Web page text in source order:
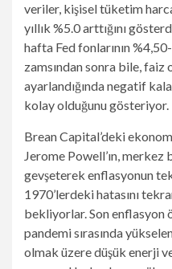
veriler, kişisel tüketim
yıllık %5.0 arttığını
hafta Fed fonlarının
zamsından sonra bile, faiz
ayarlandığında negatif
kolay olduğunu gösteriyor.
Brean Capital’deki
Jerome Powell’ın, merkez
gevşeterek enflasyonun
1970’lerdeki hatasını
bekliyorlar. Son enflasyon
pandemi sırasında
olmak üzere düşük enerji